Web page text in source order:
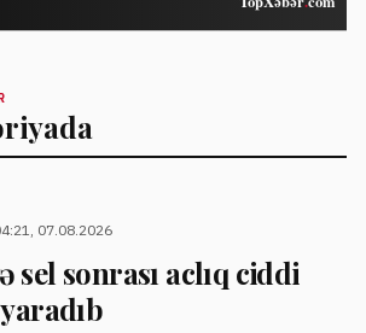
07.08.2026
sel sonrası aclıq ciddi